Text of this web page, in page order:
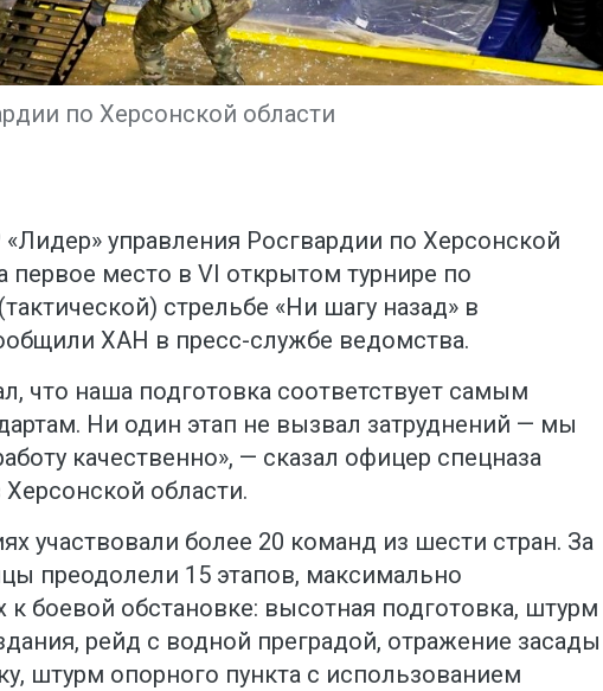
по Херсонской области
управления Росгвардии по Херсонской
первое место в VI открытом турнире по
стрельбе «Ни шагу назад» в
ХАН в пресс-службе ведомства.
что наша подготовка соответствует самым
Ни один этап не вызвал затруднений — мы
качественно», — сказал офицер спецназа
области.
участвовали более 20 команд из шести стран. За
преодолели 15 этапов, максимально
боевой обстановке: высотная подготовка, штурм
рейд с водной преградой, отражение засады
штурм опорного пункта с использованием